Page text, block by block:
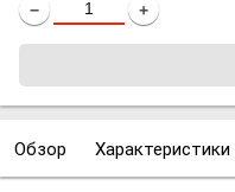
− +
Обзор Характеристики